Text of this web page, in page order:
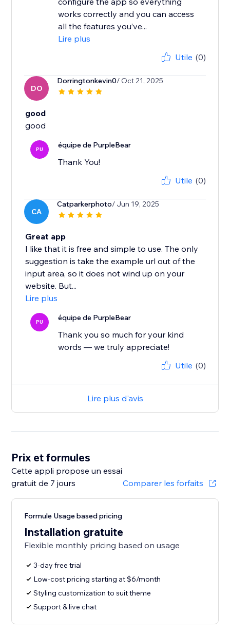
works correctly and you can access
all the features you’ve...
Lire plus
Utile (0)
DO
Dorringtonkevin0/ Oct 21, 2025
good
good
PU équipe de PurpleBear
Thank You!
Utile (0)
CA
Catparkerphoto/ Jun 19, 2025
Great app
I like that it is free and simple to use. The only
suggestion is take the example url out of the
input area, so it does not wind up on your
website. But...
Lire plus
PU équipe de PurpleBear
Thank you so much for your kind
words — we truly appreciate!
Utile (0)
Lire plus d'avis
Prix et formules
Cette appli propose un essai
gratuit de 7 jours
Comparer les forfaits
Formule Usage based pricing
Installation gratuite
Flexible monthly pricing based on usage
3-day free trial
Low-cost pricing starting at $6/month
Styling customization to suit theme
Support & live chat